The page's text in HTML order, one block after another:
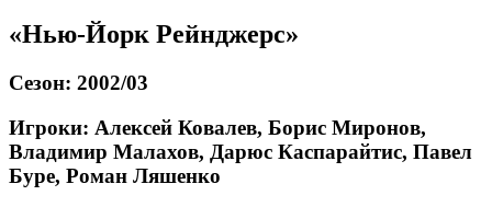
«Нью-Йорк Рейнджерс»
Сезон: 2002/03
Игроки: Алексей Ковалев, Борис Миронов,
Владимир Малахов, Дарюс Каспарайтис, Павел
Буре, Роман Ляшенко